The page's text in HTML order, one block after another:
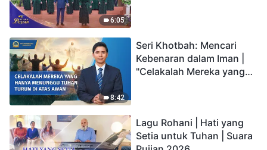
6:05
8:42
Seri Khotbah: Mencari
Kebenaran dalam Iman |
"Celakalah Mereka yang
Lagu Rohani | Hati yang
Setia untuk Tuhan | Suara